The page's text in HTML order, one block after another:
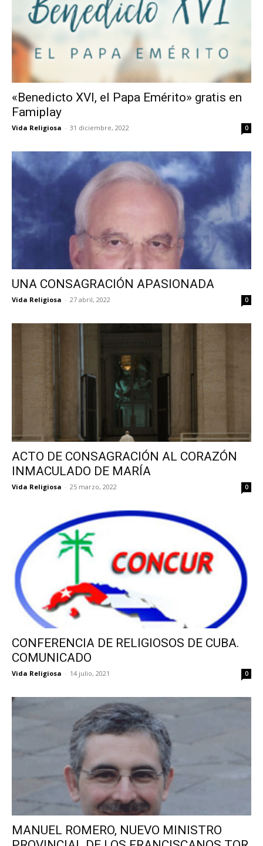
«Benedicto XVI, el Papa Emérito» gratis en
Famiplay
Vida Religiosa - 31 diciembre, 2022 0
UNA CONSAGRACIÓN APASIONADA
Vida Religiosa - 27 abril, 2022 0
ACTO DE CONSAGRACIÓN AL CORAZÓN
INMACULADO DE MARÍA
Vida Religiosa - 25 marzo, 2022 0
CONFERENCIA DE RELIGIOSOS DE CUBA.
COMUNICADO
Vida Religiosa - 14 julio, 2021 0
MANUEL ROMERO, NUEVO MINISTRO